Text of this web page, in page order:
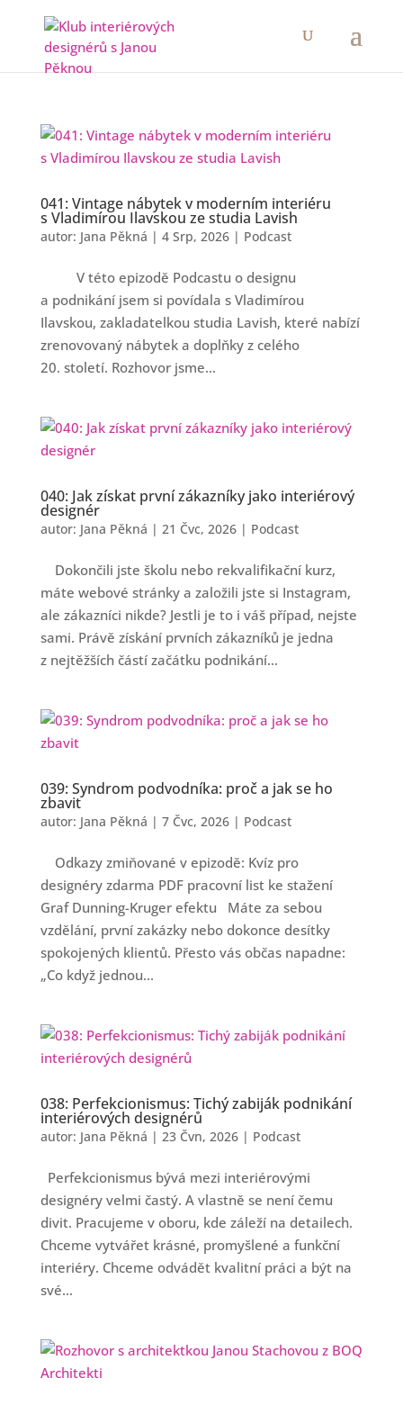
041: Vintage nábytek v moderním interiéru
s Vladimírou Ilavskou ze studia Lavish
autor: Jana Pěkná | 4 Srp, 2026| Podcast
V této epizodě Podcastu o designu
a podnikání jsem si povídala s Vladimírou
Ilavskou, zakladatelkou studia Lavish, které nabízí
zrenovovaný nábytek a doplňky z celého
20. století. Rozhovor jsme...
040: Jak získat první zákazníky jako interiérový
designér
autor: Jana Pěkná | 21 Čvc, 2026| Podcast
Dokončili jste školu nebo rekvalifikační kurz,
máte webové stránky a založili jste si Instagram,
ale zákazníci nikde? Jestli je to i váš případ, nejste
sami. Právě získání prvních zákazníků je jedna
z nejtěžších částí začátku podnikání...
039: Syndrom podvodníka: proč a jak se ho
zbavit
autor: Jana Pěkná | 7 Čvc, 2026| Podcast
Odkazy zmiňované v epizodě: Kvíz pro
designéry zdarma PDF pracovní list ke stažení
Graf Dunning-Kruger efektu Máte za sebou
vzdělání, první zakázky nebo dokonce desítky
spokojených klientů. Přesto vás občas napadne:
„Co když jednou...
038: Perfekcionismus: Tichý zabiják podnikání
interiérových designérů
autor: Jana Pěkná | 23 Čvn, 2026| Podcast
Perfekcionismus bývá mezi interiérovými
designéry velmi častý. A vlastně se není čemu
divit. Pracujeme v oboru, kde záleží na detailech.
Chceme vytvářet krásné, promyšlené a funkční
interiéry. Chceme odvádět kvalitní práci a být na
své...